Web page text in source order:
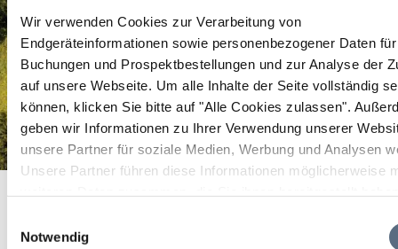
Wir verwenden Cookies zur Verarbeitung von
Endgeräteinformationen sowie personenbezogener Daten
Buchungen und Prospektbestellungen und zur Analyse der
auf unsere Webseite. Um alle Inhalte der Seite vollständig
können, klicken Sie bitte auf "Alle Cookies zulassen".
geben wir Informationen zu Ihrer Verwendung unserer
unsere Partner für soziale Medien, Werbung und Analysen
Unsere Partner führen diese Informationen möglicherweise
Notwendig
Shirin Völkl, Arzbach
Shirin Völkl, Arzbach